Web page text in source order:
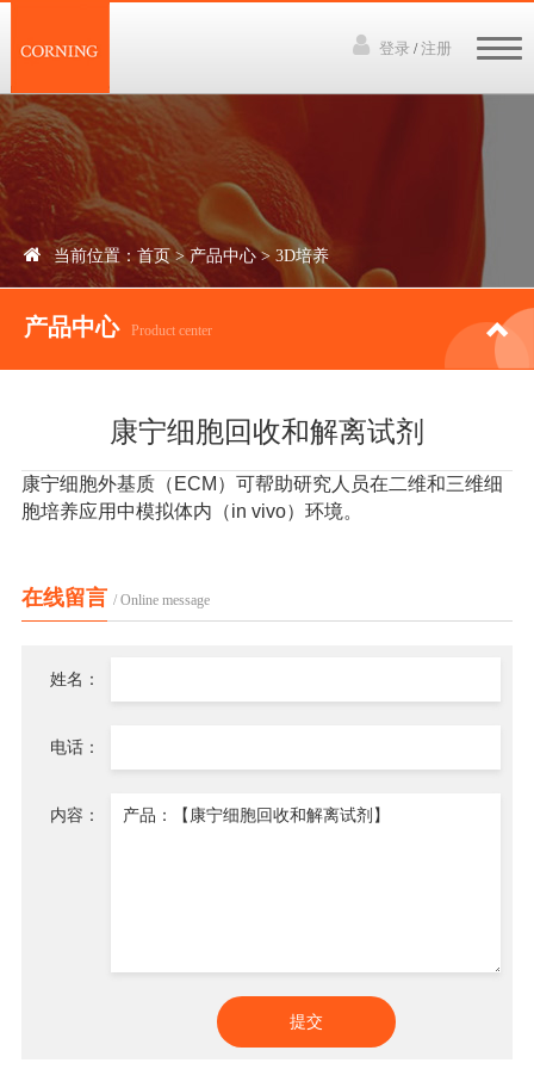
登录 /注册
产品中心
下载资料
讲座视频
当前位置：首页>产品中心> 3D培养
产品中心 Product center
康宁细胞回收和解离试剂
康宁细胞外基质（ECM）可帮助研究人员在二维和三维细
胞培养应用中模拟体内（in vivo）环境。
在线留言 / Online message
姓名：
电话：
内容：